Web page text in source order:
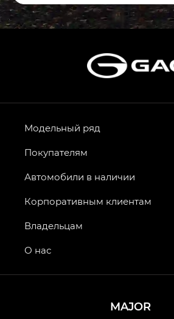
MAJOR
Модельный ряд
Покупателям
Автомобили в наличии
Корпоративным клиентам
Владельцам
О нас